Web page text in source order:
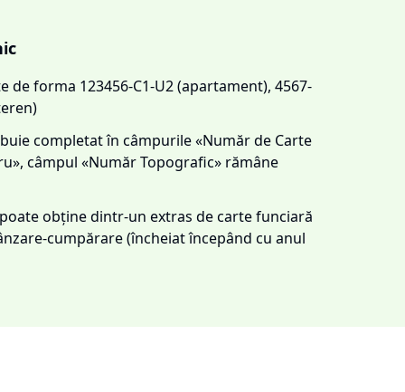
forma 123456-C1-U2 (apartament), 4567-
completat în câmpurile «Număr de Carte
câmpul «Număr Topografic» rămâne
obține dintr-un extras de carte funciară
cumpărare (încheiat începând cu anul